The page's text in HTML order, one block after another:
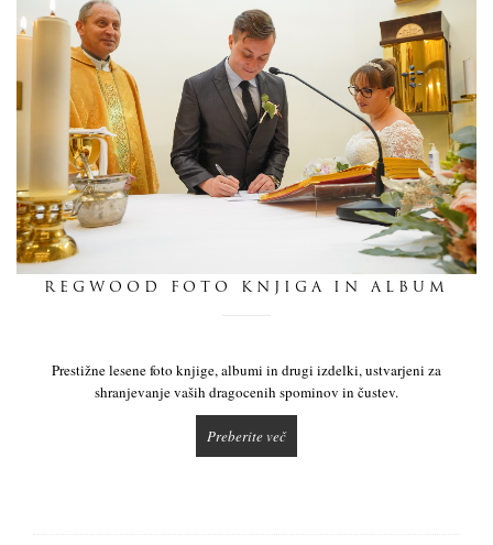
leseni izdelki
REGWOOD FOTO KNJIGA IN ALBUM
Prestižne lesene foto knjige, albumi in drugi izdelki, ustvarjeni za
shranjevanje vaših dragocenih spominov in čustev.
Preberite več